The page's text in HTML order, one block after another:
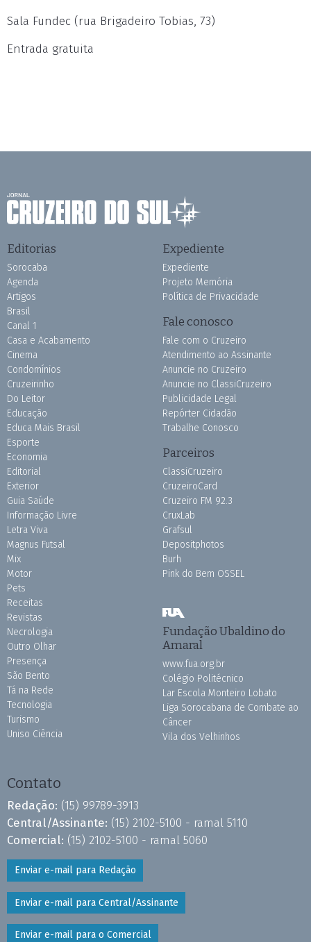
Sala Fundec (rua Brigadeiro Tobias, 73)
Entrada gratuita
Editorias
Sorocaba
Agenda
Artigos
Brasil
Canal 1
Casa e Acabamento
Cinema
Condomínios
Cruzeirinho
Do Leitor
Educação
Educa Mais Brasil
Esporte
Economia
Editorial
Exterior
Guia Saúde
Informação Livre
Letra Viva
Magnus Futsal
Mix
Motor
Pets
Receitas
Revistas
Necrologia
Outro Olhar
Presença
São Bento
Tá na Rede
Tecnologia
Turismo
Uniso Ciência
Expediente
Expediente
Projeto Memória
Política de Privacidade
Fale conosco
Fale com o Cruzeiro
Atendimento ao Assinante
Anuncie no Cruzeiro
Anuncie no ClassiCruzeiro
Publicidade Legal
Repórter Cidadão
Trabalhe Conosco
Parceiros
ClassiCruzeiro
CruzeiroCard
Cruzeiro FM 92.3
CruxLab
Grafsul
Depositphotos
Burh
Pink do Bem OSSEL
Fundação Ubaldino do
Amaral
www.fua.org.br
Colégio Politécnico
Lar Escola Monteiro Lobato
Liga Sorocabana de Combate ao
Câncer
Vila dos Velhinhos
Contato
Redação: (15) 99789-3913
Central/Assinante: (15) 2102-5100 - ramal 5110
Comercial: (15) 2102-5100 - ramal 5060
Enviar e-mail para Redação
Enviar e-mail para Central/Assinante
Enviar e-mail para o Comercial